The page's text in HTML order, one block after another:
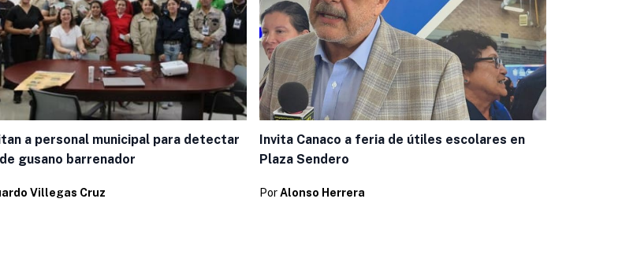
a personal municipal para detectar
gusano barrenador
Villegas Cruz
Invita Canaco a feria de útiles escolares en
Plaza Sendero
PorAlonso Herrera